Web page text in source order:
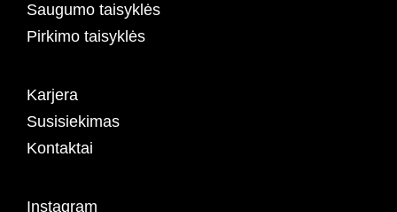
Saugumo taisyklės
Pirkimo taisyklės
Karjera
Susisiekimas
Kontaktai
Instagram